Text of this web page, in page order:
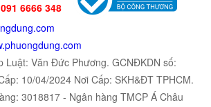
091 6666 348
Luật: Văn Đức Phương. GCNĐKDN số:
10/04/2024 Nơi Cấp: SKH&ĐT TPHCM.
3018817 - Ngân hàng TMCP Á Châu